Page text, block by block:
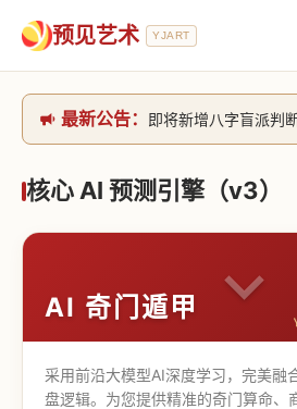
预见艺术 YJART
最新公告：
核心 AI 预测引擎（v3）
AI 奇门遁甲
采用前沿大模型AI深度学习，完美融
盘逻辑。为您提供精准的奇门算命、